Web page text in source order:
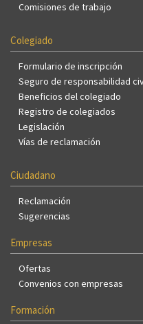
Comisiones de trabajo
Colegiado
Formulario de inscripción
Seguro de responsabilidad
Beneficios del colegiado
Registro de colegiados
Legislación
Vías de reclamación
Ciudadano
Reclamación
Sugerencias
Empresas
Ofertas
Convenios con empresas
Formación